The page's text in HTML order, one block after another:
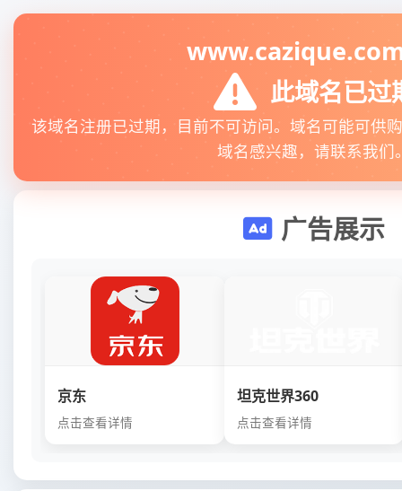
此域名已过
该域名注册已过期，目前不可访问。域名可能可供
域名感兴趣，请联系我们
广告展示
京东
点击查看详情
坦克世界360
点击查看详情